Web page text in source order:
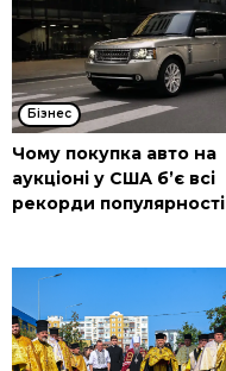
Бізнес
Чому покупка авто на
аукціоні у США б’є всі
рекорди популярності